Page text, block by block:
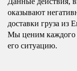
оказывают
доставки груза из
Мы ценим каждого
его ситуацию.